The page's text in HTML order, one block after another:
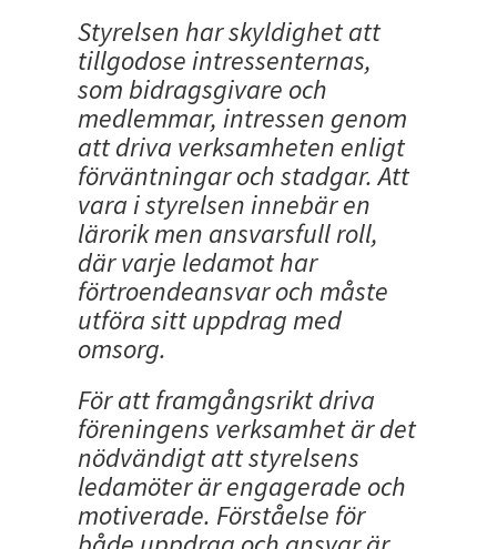
Styrelsen har skyldighet att
tillgodose intressenternas,
som bidragsgivare och
medlemmar, intressen genom
att driva verksamheten enligt
förväntningar och stadgar. Att
vara i styrelsen innebär en
lärorik men ansvarsfull roll,
där varje ledamot har
förtroendeansvar och måste
utföra sitt uppdrag med
omsorg.
För att framgångsrikt driva
föreningens verksamhet är det
nödvändigt att styrelsens
ledamöter är engagerade och
motiverade. Förståelse för